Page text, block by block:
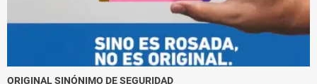
ORIGINAL SINÓNIMO DE SEGURIDAD